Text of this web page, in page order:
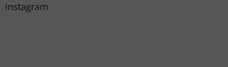
Instagram